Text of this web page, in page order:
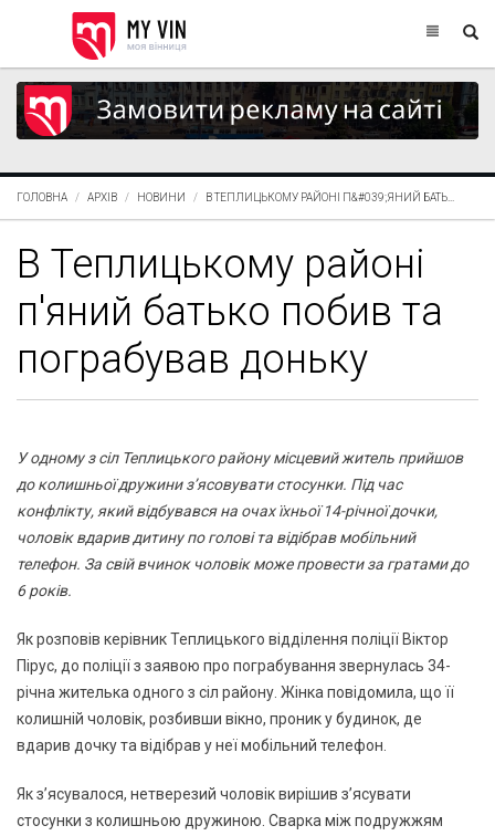
ГОЛОВНА АРХІВ НОВИНИ В ТЕПЛИЦЬКОМУ РАЙОНІ П&#039;ЯНИЙ БАТЬ...
В Теплицькому районі
п'яний батько побив та
пограбував доньку
У одному з сіл Теплицького району місцевий житель прийшов
до колишньої дружини з’ясовувати стосунки. Під час
конфлікту, який відбувався на очах їхньої 14-річної дочки,
чоловік вдарив дитину по голові та відібрав мобільний
телефон. За свій вчинок чоловік може провести за гратами до
6 років.
Як розповів керівник Теплицького відділення поліції Віктор
Пірус, до поліції з заявою про пограбування звернулась 34-
річна жителька одного з сіл району. Жінка повідомила, що її
колишній чоловік, розбивши вікно, проник у будинок, де
вдарив дочку та відібрав у неї мобільний телефон.
Як з’ясувалося, нетверезий чоловік вирішив з’ясувати
стосунки з колишньою дружиною. Сварка між подружжям